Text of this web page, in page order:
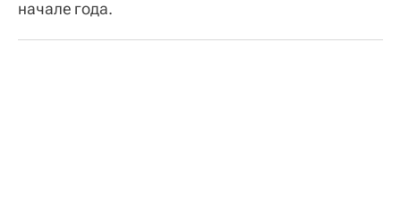
начале года.